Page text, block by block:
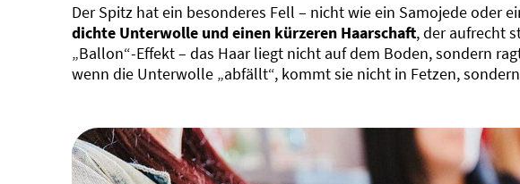
Der Spitz hat ein besonderes Fell – nicht wie ein Samojede oder
dichte Unterwolle und einen kürzeren Haarschaft, der aufrecht
„Ballon“-Effekt – das Haar liegt nicht auf dem Boden, sondern
wenn die Unterwolle „abfällt“, kommt sie nicht in Fetzen,